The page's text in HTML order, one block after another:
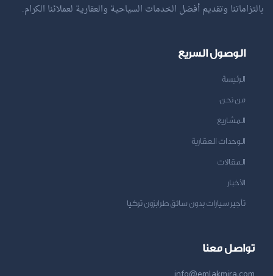
بالتزاماتنا وتقديم أفضل الخدمات السياحية والعقارية لعملائنا الكرام.
الوصول السريع
الرئيسة
من نحن
المشاريع
الوحدات العقارية
المقالات
الأخبار
تأجير سيارات بدون سائق طرابزون تركيا
تواصل معنا